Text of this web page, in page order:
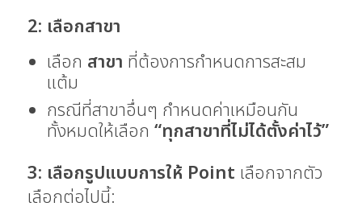
2: เลือกสาขา
เลือก สาขา ที่ต้องการกำหนดการสะสม
แต้ม
กรณีที่สาขาอื่นๆ กำหนดค่าเหมือนกัน
ทั้งหมดให้เลือก “ทุกสาขาที่ไม่ได้ตั้งค่าไว้”
3: เลือกรูปแบบการให้ Point เลือกจากตัว
เลือกต่อไปนี้: